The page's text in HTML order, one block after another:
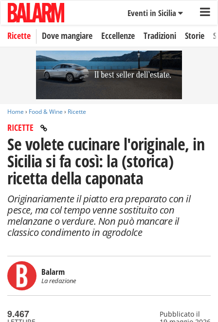
Eventi in Sicilia
Ricette Dove mangiare Eccellenze Tradizioni Storie
Home › Food & Wine › Ricette
RICETTE
Se volete cucinare l'originale, in
Sicilia si fa così: la (storica)
ricetta della caponata
Originariamente il piatto era preparato con il
pesce, ma col tempo venne sostituito con
melanzane o verdure. Non può mancare il
classico condimento in agrodolce
Balarm
La redazione
9.467
Pubblicato il